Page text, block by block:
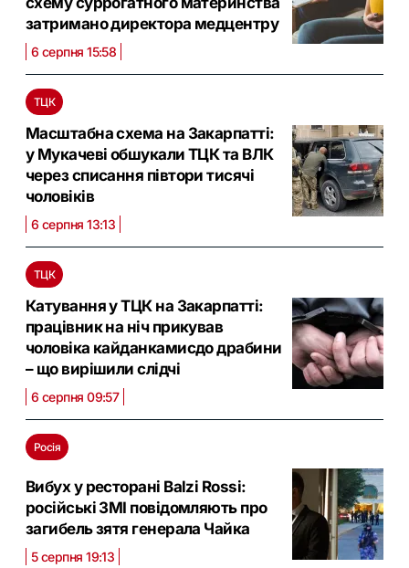
затримано директора медцентру
6 серпня 15:58
ТЦК
Масштабна схема на Закарпатті:
у Мукачеві обшукали ТЦК та ВЛК
через списання півтори тисячі
чоловіків
6 серпня 13:13
ТЦК
Катування у ТЦК на Закарпатті:
працівник на ніч прикував
чоловіка кайданкамисдо драбини
– що вирішили слідчі
6 серпня 09:57
Росія
Вибух у ресторані Balzi Rossi:
російські ЗМІ повідомляють про
загибель зятя генерала Чайка
5 серпня 19:13